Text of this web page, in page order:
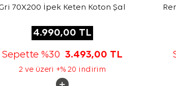
70X200 İpek Keten Koton Şal
4.990,00 TL
Sepette %30 3.493,00 TL
2 ve üzeri +% 20 indirim